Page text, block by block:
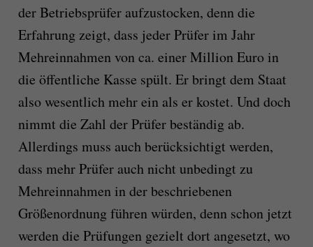
der Betriebsprüfer aufzustocken, denn die
Erfahrung zeigt, dass jeder Prüfer im Jahr
Mehreinnahmen von ca. einer Million Euro in
die öffentliche Kasse spült. Er bringt dem Staat
also wesentlich mehr ein als er kostet. Und doch
nimmt die Zahl der Prüfer beständig ab.
Allerdings muss auch berücksichtigt werden,
dass mehr Prüfer auch nicht unbedingt zu
Mehreinnahmen in der beschriebenen
Größenordnung führen würden, denn schon jetzt
werden die Prüfungen gezielt dort angesetzt, wo